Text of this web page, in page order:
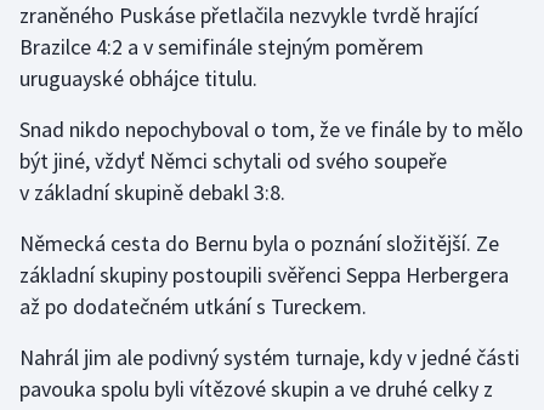
zraněného Puskáse přetlačila nezvykle tvrdě hrající
Brazilce 4:2 a v semifinále stejným poměrem
uruguayské obhájce titulu.
Snad nikdo nepochyboval o tom, že ve finále by to mělo
být jiné, vždyť Němci schytali od svého soupeře
v základní skupině debakl 3:8.
Německá cesta do Bernu byla o poznání složitější. Ze
základní skupiny postoupili svěřenci Seppa Herbergera
až po dodatečném utkání s Tureckem.
Nahrál jim ale podivný systém turnaje, kdy v jedné části
pavouka spolu byli vítězové skupin a ve druhé celky z